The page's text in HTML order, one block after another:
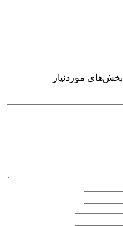
بخش‌های موردنیاز